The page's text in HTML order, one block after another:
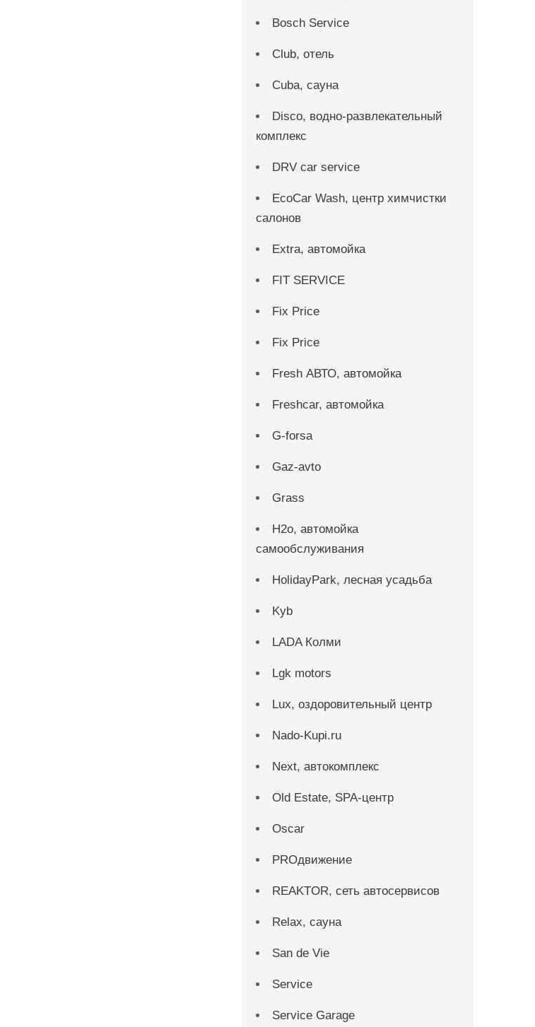
Bosch Service
Club, отель
Cuba, сауна
Disco, водно-развлекательный
комплекс
DRV car service
EcoCar Wash, центр химчистки
салонов
Extra, автомойка
FIT SERVICE
Fix Price
Fix Price
Fresh АВТО, автомойка
Freshcar, автомойка
G-forsa
Gaz-avto
Grass
H2o, автомойка
самообслуживания
HolidayPark, лесная усадьба
Kyb
LADA Колми
Lgk motors
Lux, оздоровительный центр
Nado-Kupi.ru
Next, автокомплекс
Old Estate, SPA-центр
Oscar
PROдвижение
REAKTOR, сеть автосервисов
Relax, сауна
San dе Vie
Service
Service Garage